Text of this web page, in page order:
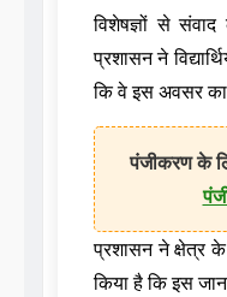
विशेषज्ञों से
प्रशासन ने
कि वे इस अवसर
पंजीकरण के
प्रशासन ने क्षेत्र
किया है कि इस